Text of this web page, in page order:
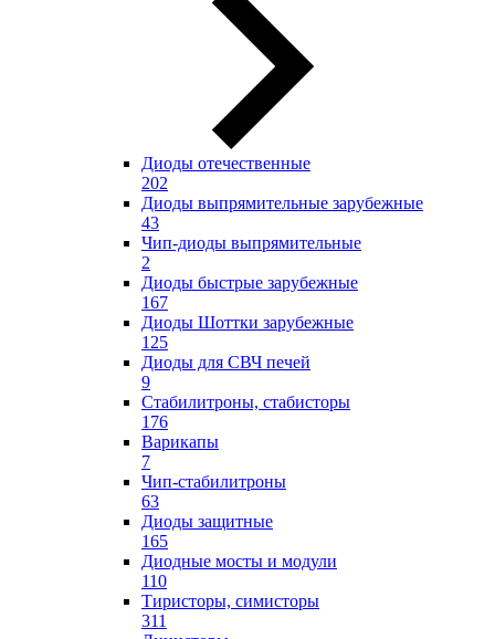
Диоды отечественные
202
Диоды выпрямительные зарубежные
43
Чип-диоды выпрямительные
2
Диоды быстрые зарубежные
167
Диоды Шоттки зарубежные
125
Диоды для СВЧ печей
9
Стабилитроны, стабисторы
176
Варикапы
7
Чип-стабилитроны
63
Диоды защитные
165
Диодные мосты и модули
110
Тиристоры, симисторы
311